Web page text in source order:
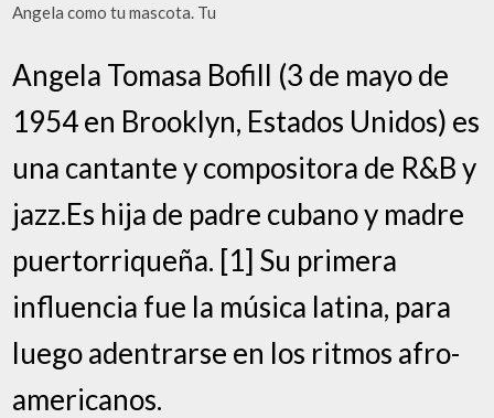
Angela como tu mascota. Tu
Angela Tomasa Bofill (3 de mayo de
1954 en Brooklyn, Estados Unidos) es
una cantante y compositora de R&B y
jazz.Es hija de padre cubano y madre
puertorriqueña. [1] Su primera
influencia fue la música latina, para
luego adentrarse en los ritmos afro-
americanos.